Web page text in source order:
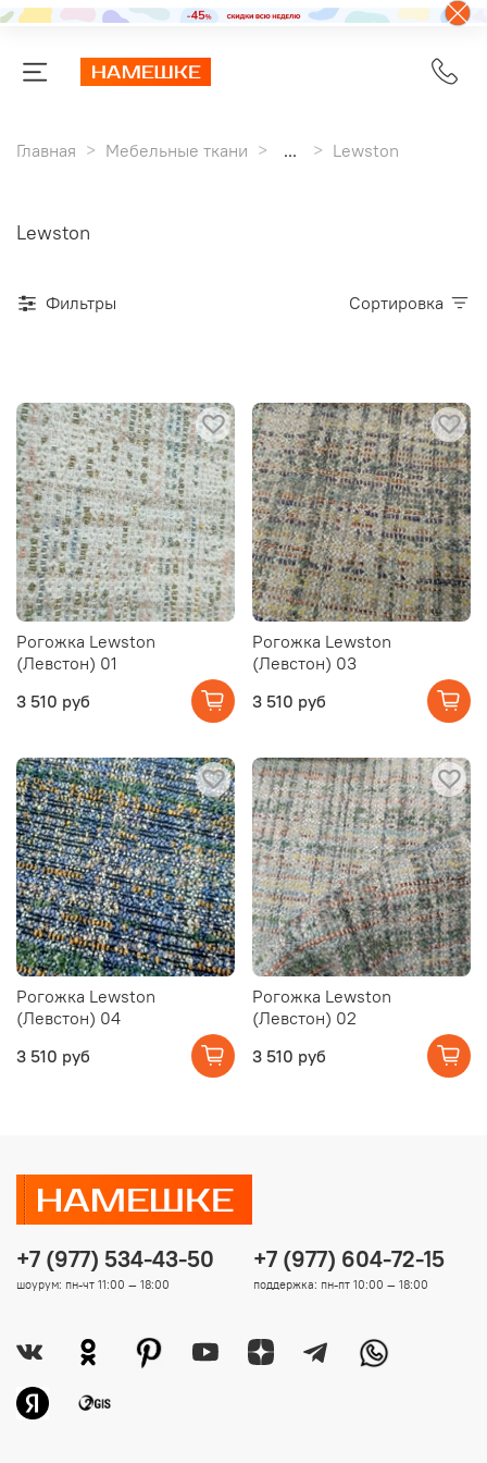
Главная Мебельные ткани ... Lewston
Lewston
Фильтры Сортировка
Рогожка Lewston
(Левстон) 01
3 510 руб
Рогожка Lewston
(Левстон) 03
3 510 руб
Рогожка Lewston
(Левстон) 04
3 510 руб
Рогожка Lewston
(Левстон) 02
3 510 руб
+7 (977) 534-43-50
шоурум: пн-чт 11:00 — 18:00
+7 (977) 604-72-15
поддержка: пн-пт 10:00 — 18:00